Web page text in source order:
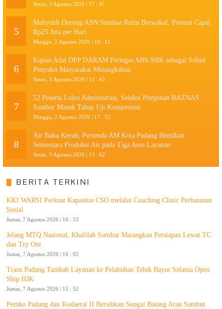
Senin, 3 Agustus 2026 | 17 : 47
5
Mahyeldi Dorong ASN Sumbar Rutin Berwakaf, Potensi Capai
Rp25 Juta per Hari
Minggu, 2 Agustus 2026 | 19 : 11
6
Kajian Adat DPP DARAM Pertegas ABS-SBK sebagai Solusi
Penyakit Masyarakat Minangkabau
Senin, 3 Agustus 2026 | 11 : 43
7
52 Peserta Lolos Administrasi, Seleksi Pimpinan BAZNAS
Sumbar Masuk Tahap Uji Kompetensi
Minggu, 2 Agustus 2026 | 17 : 52
8
Air Baku Keruh, Perumda AM Kota Padang Hentikan
Sementara Produksi Air pada Tiga Area Layanan
Senin, 3 Agustus 2026 | 13 : 02
BERITA TERKINI
KKI WARSI Perkuat Kapasitas CSO melalui Coaching Clinic Perhutanan
Sosial
Jumat, 7 Agustus 2026 | 16 : 53
Jelang MTQ Nasional, Khafilah Sumbar Matangkan Persiapan Lewat TC
dan Try Out
Jumat, 7 Agustus 2026 | 16 : 02
Trans Padang Tambah Layanan ke Pelabuhan Teluk Bayur Selama Open
Ship HJK
Jumat, 7 Agustus 2026 | 15 : 52
Pemko Padang dan Kodaeral II Bersihkan Sungai Batang Arau Sambut